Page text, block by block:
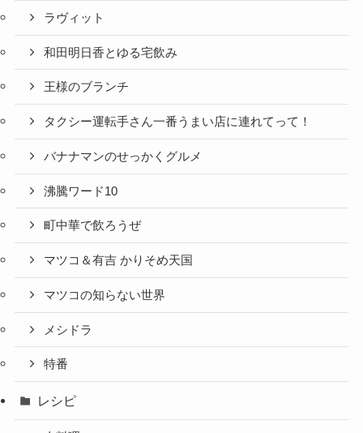
ラヴィット
和田明日香とゆる宅飲み
王様のブランチ
タクシー運転手さん一番うまい店に連れてって！
バナナマンのせっかくグルメ
沸騰ワード10
町中華で飲ろうぜ
マツコ＆有吉 かりそめ天国
マツコの知らない世界
メシドラ
特番
レシピ